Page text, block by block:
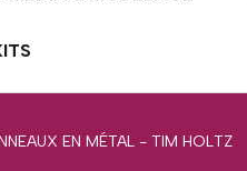
EN MÉTAL - TIM HOLTZ